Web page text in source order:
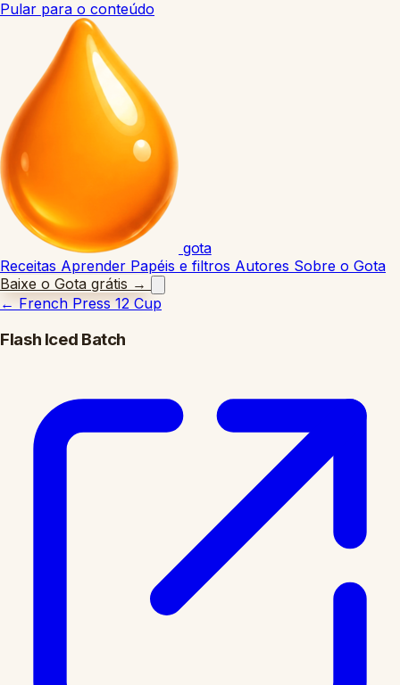
Pular para o conteúdo
gota
Receitas Aprender Papéis e filtros Autores Sobre o Gota
Baixe o Gota grátis →
← French Press 12 Cup
Flash Iced Batch